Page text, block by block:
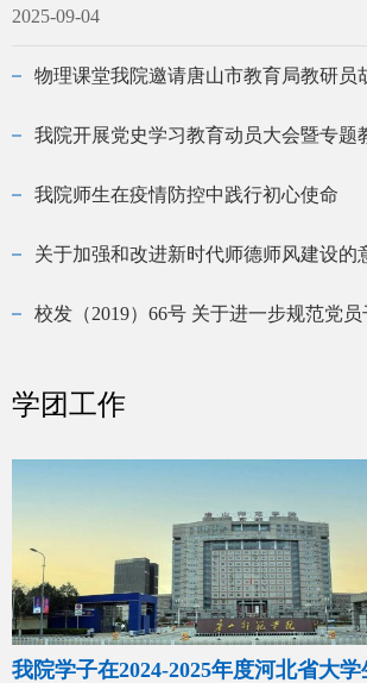
2025-09-04
我院开展党史学习教育动员大会暨专题
我院师生在疫情防控中践行初心使命
关于加强和改进新时代师德师风建设的
学团工作